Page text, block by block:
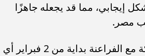
إيجابي، مما قد يجعله جاهزًا
مصر.
وأشارت الصحيفة إلى أن محمد صلاح قد يكون متاحا للمشاركة مع الفراعنة بداية من 2 فبراير أي